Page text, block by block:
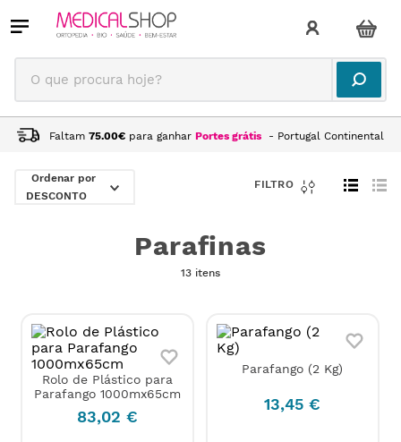
O que procura hoje?
Faltam 75.00€ para ganhar Portes grátis - Portugal Continental
REABILITAÇÃO PARAFINAS
DESCONTO
Parafinas
13 itens
Rolo de Plástico para
Parafango 1000mx65cm
83,02 €
Parafango (2 Kg)
13,45 €